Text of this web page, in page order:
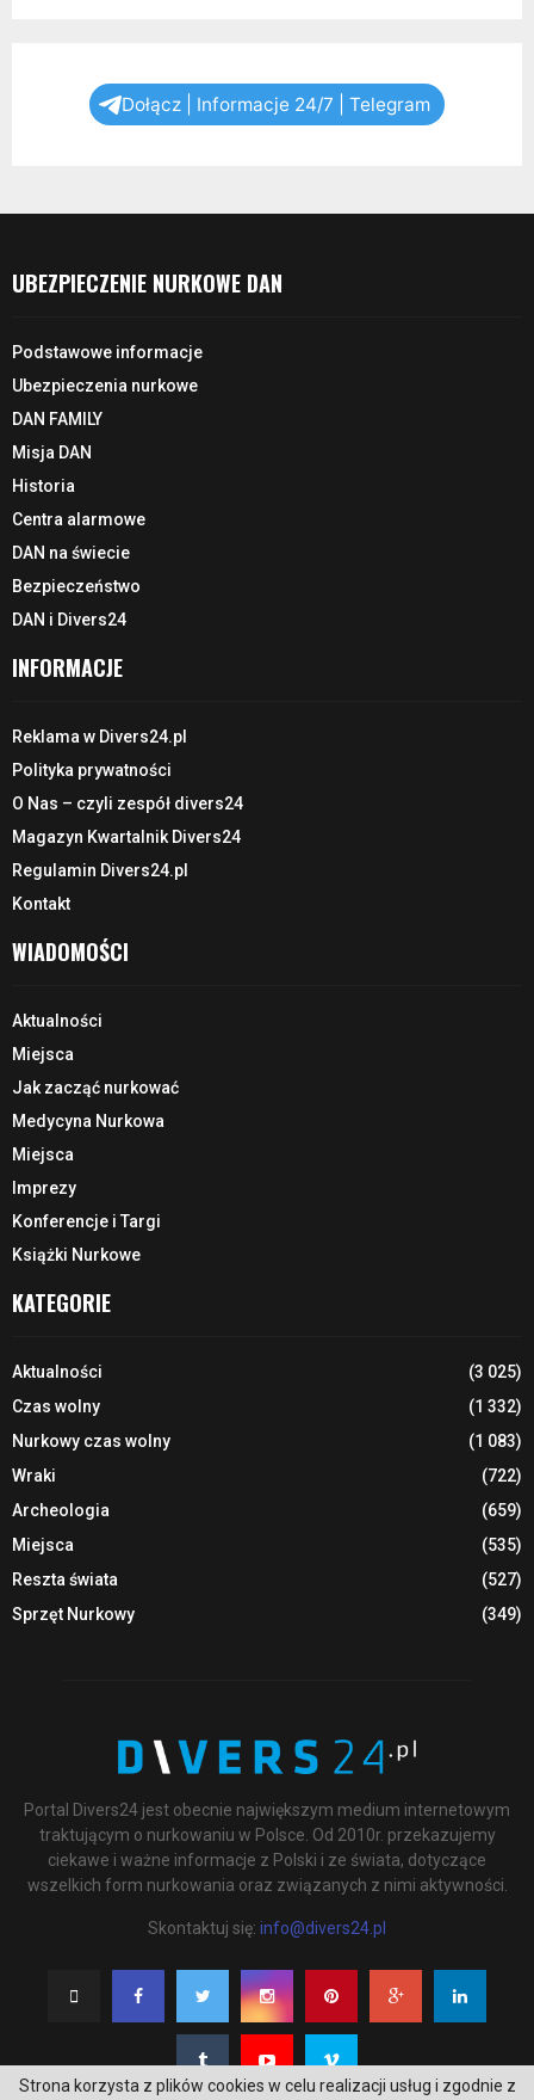
Dołącz | Informacje 24/7 | Telegram
UBEZPIECZENIE NURKOWE DAN
Podstawowe informacje
Ubezpieczenia nurkowe
DAN FAMILY
Misja DAN
Historia
Centra alarmowe
DAN na świecie
Bezpieczeństwo
DAN i Divers24
INFORMACJE
Reklama w Divers24.pl
Polityka prywatności
O Nas – czyli zespół divers24
Magazyn Kwartalnik Divers24
Regulamin Divers24.pl
Kontakt
WIADOMOŚCI
Aktualności
Miejsca
Jak zacząć nurkować
Medycyna Nurkowa
Miejsca
Imprezy
Konferencje i Targi
Książki Nurkowe
KATEGORIE
Aktualności
(3 025)
Czas wolny
(1 332)
Nurkowy czas wolny
(1 083)
Wraki
(722)
Archeologia
(659)
Miejsca
(535)
Reszta świata
(527)
Sprzęt Nurkowy
(349)
Portal Divers24 jest obecnie największym medium internetowym
traktującym o nurkowaniu w Polsce. Od 2010r. przekazujemy
ciekawe i ważne informacje z Polski i ze świata, dotyczące
wszelkich form nurkowania oraz związanych z nimi aktywności.
Skontaktuj się: info@divers24.pl
Strona korzysta z plików cookies w celu realizacji usług i zgodnie z